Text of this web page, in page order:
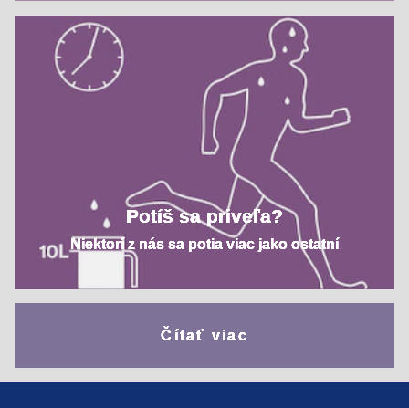
Potíš sa priveľa?
Niektorí z nás sa potia viac jako ostatní
Čítať viac